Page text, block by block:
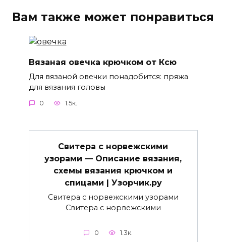
Вам также может понравиться
Вязаная овечка крючком от Ксю
Для вязаной овечки понадобится: пряжа
для вязания головы
0 1.5к.
Свитера с норвежскими
узорами — Описание вязания,
схемы вязания крючком и
спицами | Узорчик.ру
Свитера с норвежскими узорами
Свитера с норвежскими
0 1.3к.